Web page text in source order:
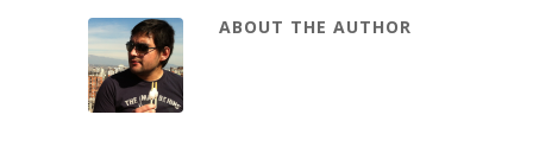
ABOUT THE AUTHOR